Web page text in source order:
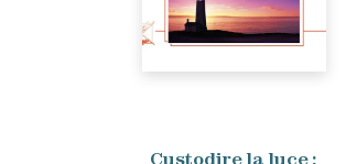
Custodire la luce :